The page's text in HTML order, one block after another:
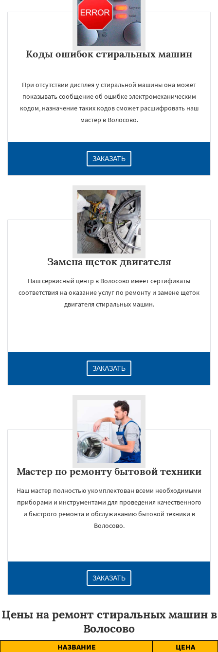
Коды ошибок стиральных машин
При отсутствии дисплея у стиральной машины она может
показывать сообщение об ошибке электромеханическим
кодом, назначение таких кодов сможет расшифровать наш
мастер в Волосово.
ЗАКАЗАТЬ
Замена щеток двигателя
Наш сервисный центр в Волосово имеет сертификаты
соответствия на оказание услуг по ремонту и замене щеток
двигателя стиральных машин.
ЗАКАЗАТЬ
Мастер по ремонту бытовой техники
Наш мастер полностью укомплектован всеми необходимыми
приборами и инструментами для проведения качественного
и быстрого ремонта и обслуживанию бытовой техники в
Волосово.
ЗАКАЗАТЬ
Цены на ремонт стиральных машин в
Волосово
НАЗВАНИЕ
ЦЕНА